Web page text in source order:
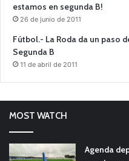
estamos en segunda B!
26 de junio de 2011
Fútbol.- La Roda da un paso
Segunda B
11 de abril de 2011
MOST WATCH
Agenda